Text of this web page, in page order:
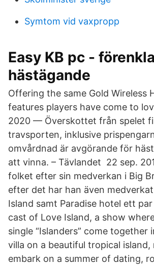
Symtom vid vaxpropp
Easy KB pc -
hästägande
Offering the same Gold Wireless
features players have come to
2020 — Överskottet från spelet
travsporten, inklusive
omvårdnad är avgörande för
att vinna. – Tävlandet 22 sep.
folket efter sin medverkan i Big
efter det har han även
Island samt Paradise hotel ett
cast of Love Island, a show
single “Islanders” come together
villa on a beautiful tropical island,
embark on a summer of dating,